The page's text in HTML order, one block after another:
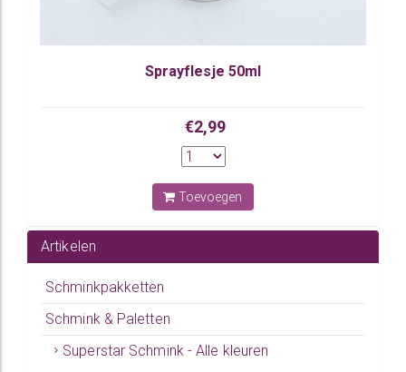
Sprayflesje 50ml
€2,99
Toevoegen
Artikelen
Schminkpakketten
Schmink & Paletten
Superstar Schmink - Alle kleuren